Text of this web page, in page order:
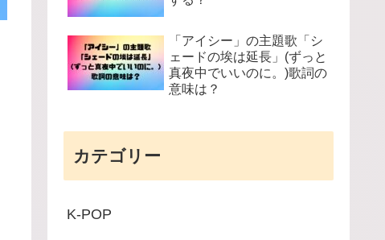
「アイシー」の主題歌「シ
ェードの埃は延長」(ずっと
真夜中でいいのに。)歌詞の
意味は？
カテゴリー
K-POP